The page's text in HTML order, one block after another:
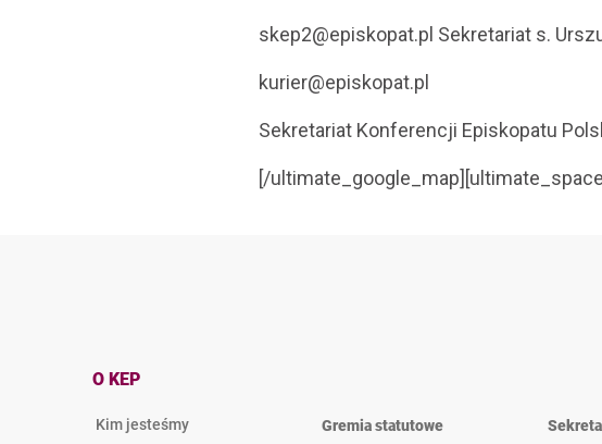
skep2@episkopat.pl Sekretariat s.
kurier@episkopat.pl
Sekretariat Konferencji Episkopatu
[/
O KEP
Kim jesteśmy
Gremia statutowe